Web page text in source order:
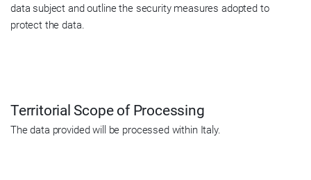
data subject and outline the security measures adopted to
protect the data.
Territorial Scope of Processing
The data provided will be processed within Italy.